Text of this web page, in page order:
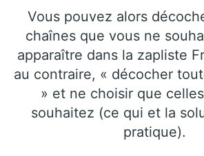
Vous pouvez alors
chaînes que vous ne
apparaître dans la zapliste
au contraire, « décocher
» et ne choisir que
souhaitez (ce qui et la
pratique).